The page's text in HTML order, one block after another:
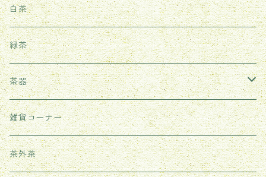
台湾ウーロン茶
雲南紅茶
祁門紅茶（世界三大紅茶の一つ）
白茶
緑茶
茶器
耐熱ガラス茶器
紫砂茶壺
雑貨コーナー
茶外茶